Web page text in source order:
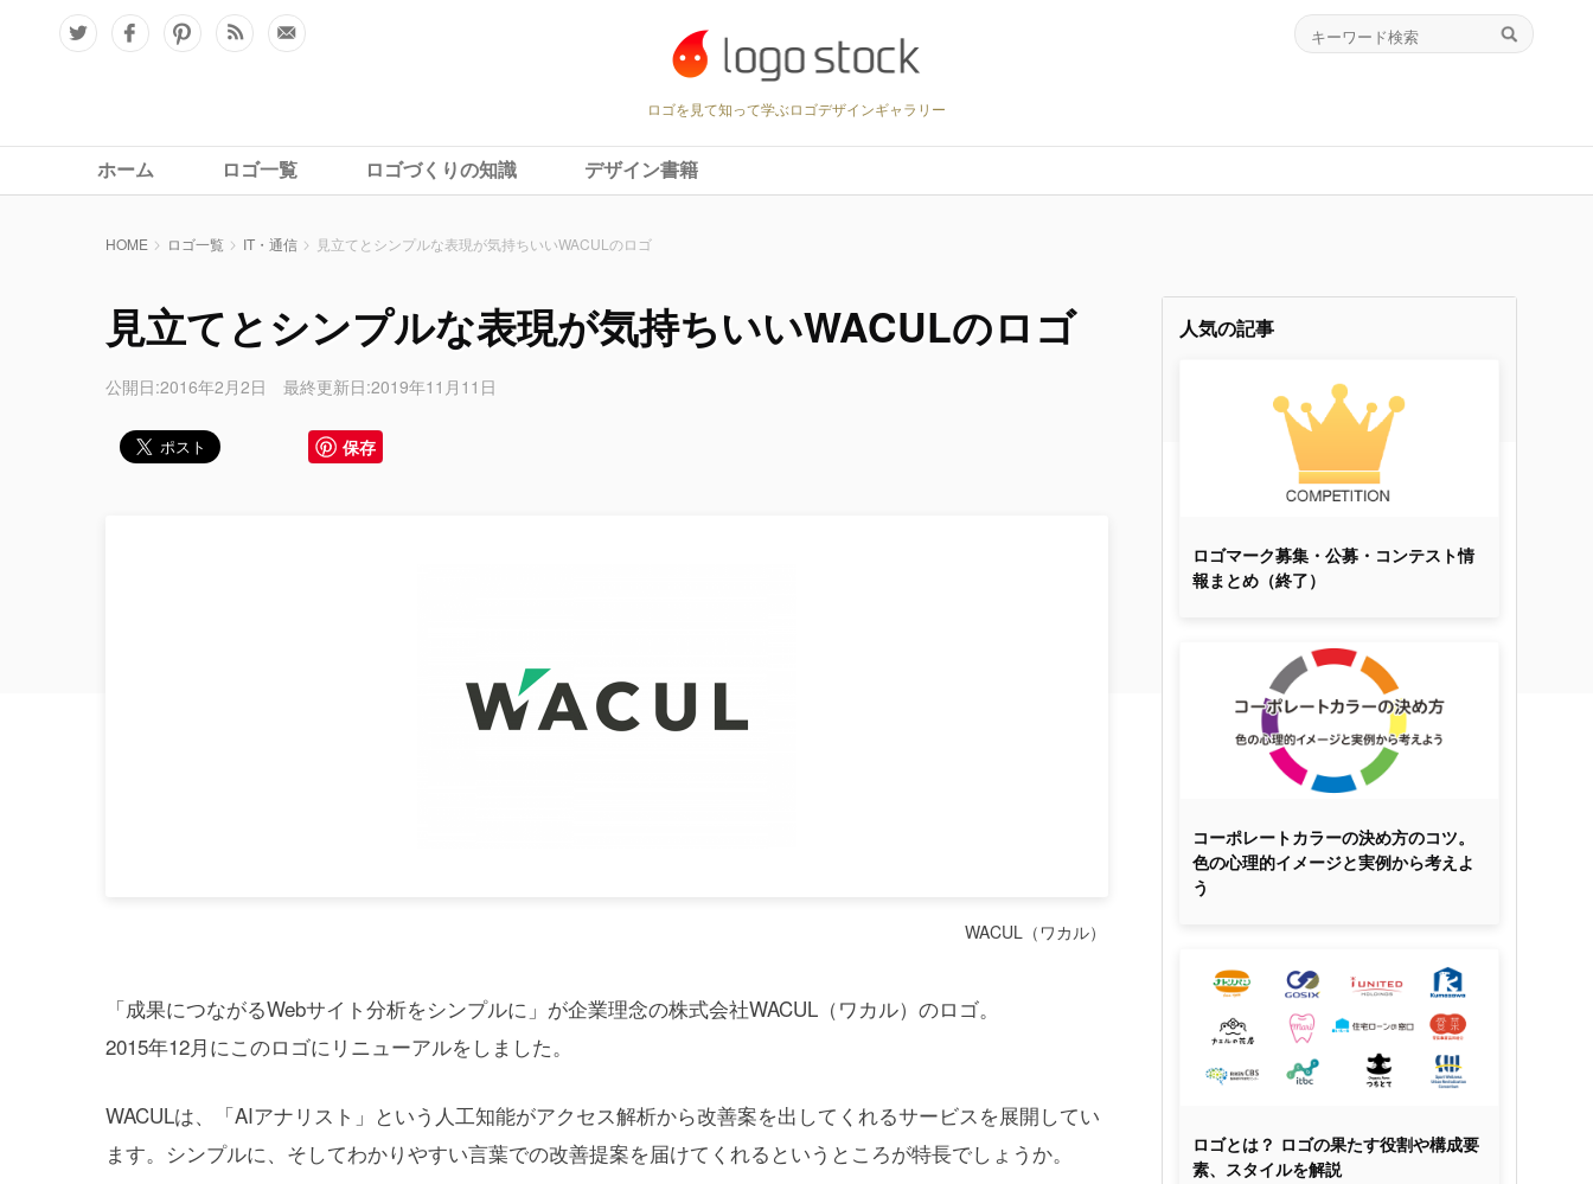
ロゴを見て知って学ぶロゴデザインギャラリー
ホーム ロゴ一覧 ロゴづくりの知識 デザイン書籍
HOME ロゴ一覧 IT・通信 見立てとシンプルな表現が気持ちいいWACULのロゴ
見立てとシンプルな表現が気持ちいいWACULのロゴ
公開日:2016年2月2日 最終更新日:2019年11月11日
保存
WACUL（ワカル）
「成果につながるWebサイト分析をシンプルに」が企業理念の株式会社WACUL（ワカル）のロゴ。
2015年12月にこのロゴにリニューアルをしました。
WACULは、「AIアナリスト」という人工知能がアクセス解析から改善案を出してくれるサービスを展開してい
ます。シンプルに、そしてわかりやすい言葉での改善提案を届けてくれるというところが特長でしょうか。
人気の記事
ロゴマーク募集・公募・コンテスト情
報まとめ（終了）
コーポレートカラーの決め方のコツ。
色の心理的イメージと実例から考えよ
う
ロゴとは？ ロゴの果たす役割や構成要
素、スタイルを解説